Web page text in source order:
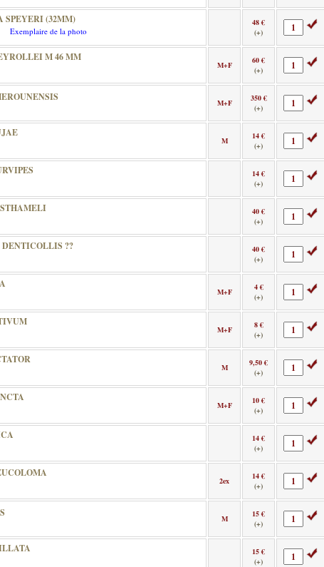
(32MM)
Exemplaire de la photo
48 €
(+)
M 46 MM
M+F
60 €
(+)
M+F
350 €
(+)
M
14 €
(+)
14 €
(+)
40 €
(+)
DENTICOLLIS ??
40 €
(+)
M+F
4 €
(+)
M+F
8 €
(+)
M
9,50 €
(+)
M+F
10 €
(+)
14 €
(+)
2ex
14 €
(+)
M
15 €
(+)
15 €
(+)